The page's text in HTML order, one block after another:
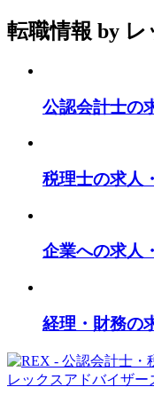
転職情報 by レ
公認会計士の
税理士の求人
企業への求人
経理・財務の